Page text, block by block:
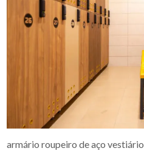
armário roupeiro de aço vestiário